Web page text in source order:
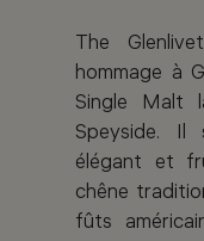
The
hommage à
Single Malt
Speyside.
élégant et
chêne
fûts